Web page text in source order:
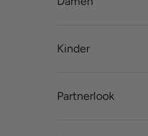
Kinder
Partnerlook